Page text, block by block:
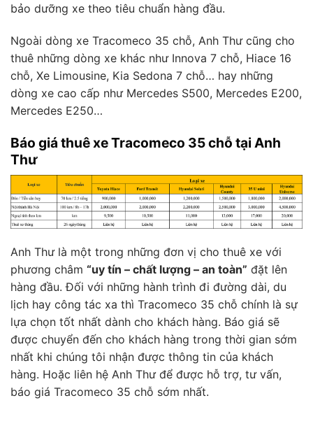
bảo dưỡng xe theo tiêu chuẩn hàng đầu.
Ngoài dòng xe Tracomeco 35 chỗ, Anh Thư cũng cho
thuê những dòng xe khác như Innova 7 chỗ, Hiace 16
chỗ, Xe Limousine, Kia Sedona 7 chỗ… hay những
dòng xe cao cấp như Mercedes S500, Mercedes E200,
Mercedes E250…
Báo giá thuê xe Tracomeco 35 chỗ tại Anh
Thư
Anh Thư là một trong những đơn vị cho thuê xe với
phương châm “uy tín – chất lượng – an toàn” đặt lên
hàng đầu. Đối với những hành trình đi đường dài, du
lịch hay công tác xa thì Tracomeco 35 chỗ chính là sự
lựa chọn tốt nhất dành cho khách hàng. Báo giá sẽ
được chuyển đến cho khách hàng trong thời gian sớm
nhất khi chúng tôi nhận được thông tin của khách
hàng. Hoặc liên hệ Anh Thư để được hỗ trợ, tư vấn,
báo giá Tracomeco 35 chỗ sớm nhất.